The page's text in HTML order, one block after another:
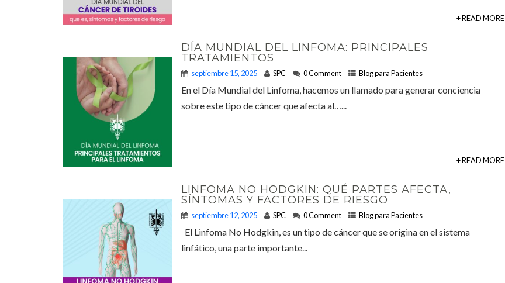
+ READ MORE
DÍA MUNDIAL DEL LINFOMA: PRINCIPALES
TRATAMIENTOS
septiembre 15, 2025 SPC 0 Comment Blog para Pacientes
En el Día Mundial del Linfoma, hacemos un llamado para generar conciencia
sobre este tipo de cáncer que afecta al…...
+ READ MORE
LINFOMA NO HODGKIN: QUÉ PARTES AFECTA,
SÍNTOMAS Y FACTORES DE RIESGO
septiembre 12, 2025 SPC 0 Comment Blog para Pacientes
El Linfoma No Hodgkin, es un tipo de cáncer que se origina en el sistema
linfático, una parte importante...